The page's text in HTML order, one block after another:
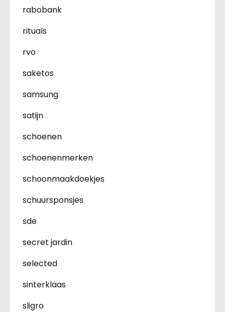
rabobank
rituals
rvo
saketos
samsung
satijn
schoenen
schoenenmerken
schoonmaakdoekjes
schuursponsjes
sde
secret jardin
selected
sinterklaas
sligro